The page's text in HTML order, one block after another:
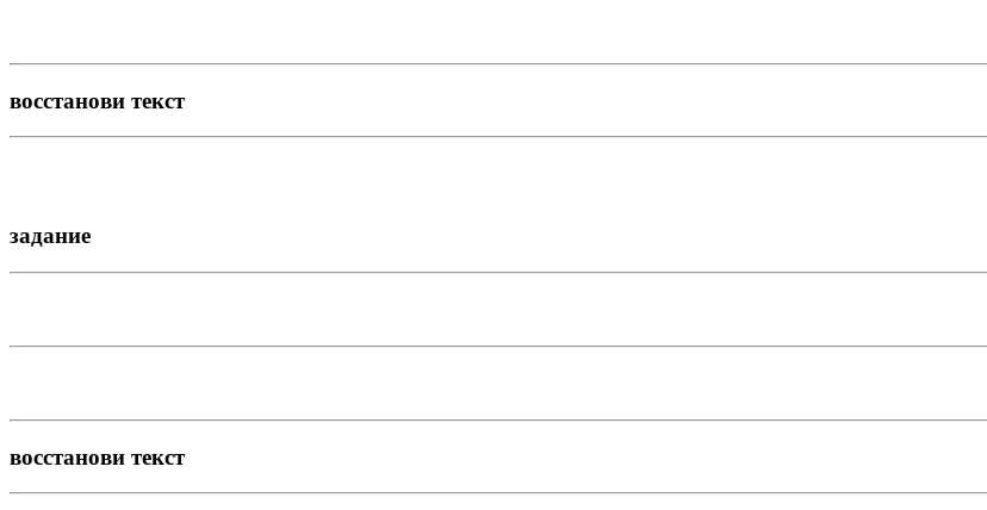
восстанови текст
задание
восстанови текст